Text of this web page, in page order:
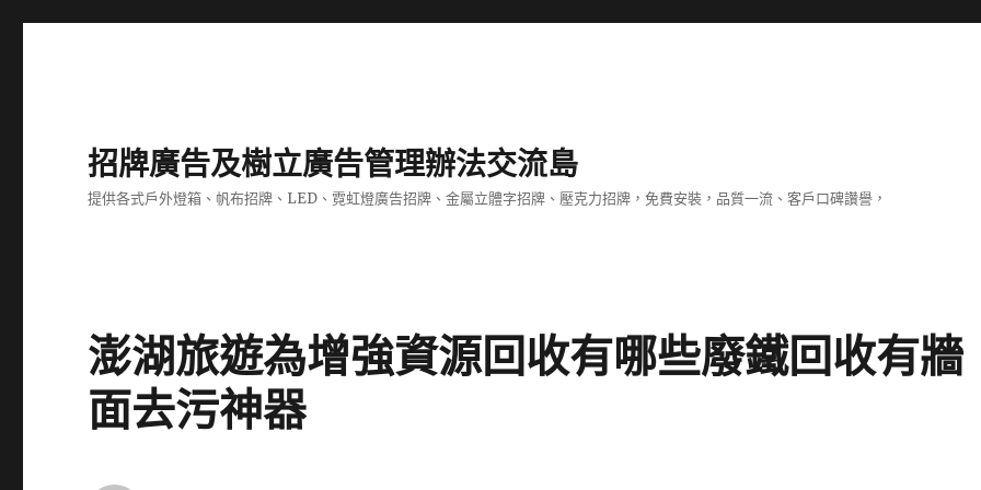
招牌廣告及樹立廣告管理辦法交流島
提供各式戶外燈箱、帆布招牌、LED、霓虹燈廣告招牌、金屬立體字招牌、壓克力招牌，免費安裝，品質一流、客戶口碑讚譽，
澎湖旅遊為增強資源回收有哪些廢鐵回收有牆
面去污神器